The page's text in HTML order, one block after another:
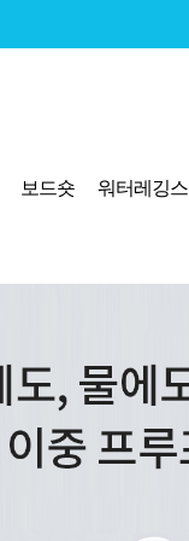
보드숏 워터레깅스